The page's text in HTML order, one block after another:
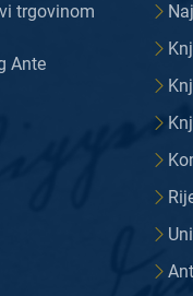
trgovinom
Ante